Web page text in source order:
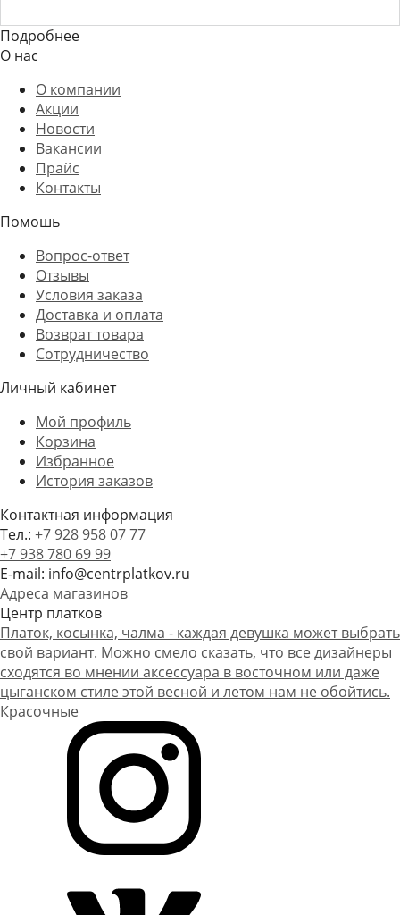
Подробнее
О нас
О компании
Акции
Новости
Вакансии
Прайс
Контакты
Помошь
Вопрос-ответ
Отзывы
Условия заказа
Доставка и оплата
Возврат товара
Сотрудничество
Личный кабинет
Мой профиль
Корзина
Избранное
История заказов
Контактная информация
Тел.: +7 928 958 07 77
+7 938 780 69 99
E-mail: info@centrplatkov.ru
Адреса магазинов
Центр платков
Платок, косынка, чалма - каждая девушка может выбрать
свой вариант. Можно смело сказать, что все дизайнеры
сходятся во мнении аксессуара в восточном или даже
цыганском стиле этой весной и летом нам не обойтись.
Красочные